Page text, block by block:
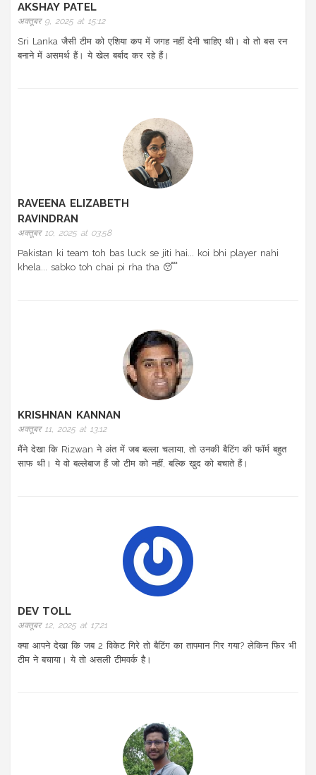
AKSHAY PATEL
अक्तूबर 9, 2025 at 15:12
Sri Lanka जैसी टीम को एशिया कप में जगह नहीं देनी चाहिए थी। वो तो बस रन
बनाने में असमर्थ हैं। ये खेल बर्बाद कर रहे हैं।
RAVEENA ELIZABETH
RAVINDRAN
अक्तूबर 10, 2025 at 03:58
Pakistan ki team toh bas luck se jiti hai... koi bhi player nahi
khela... sabko toh chai pi rha tha 😴
KRISHNAN KANNAN
अक्तूबर 11, 2025 at 13:12
मैंने देखा कि Rizwan ने अंत में जब बल्ला चलाया, तो उनकी बैटिंग की फॉर्म बहुत
साफ थी। ये वो बल्लेबाज हैं जो टीम को नहीं, बल्कि खुद को बचाते हैं।
DEV TOLL
अक्तूबर 12, 2025 at 17:21
क्या आपने देखा कि जब 2 विकेट गिरे तो बैटिंग का तापमान गिर गया? लेकिन फिर भी
टीम ने बचाया। ये तो असली टीमवर्क है।